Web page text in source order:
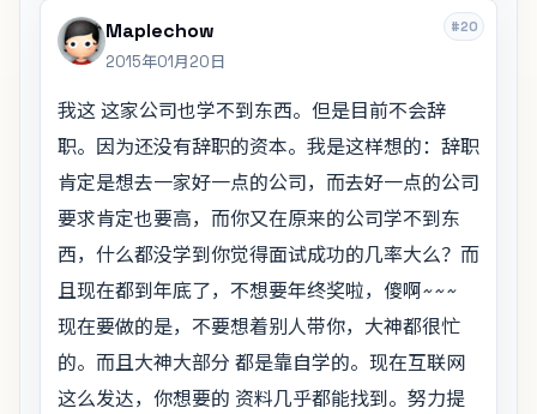
#20
Maplechow
2015年01月20日
我这 这家公司也学不到东西。但是目前不会辞
职。因为还没有辞职的资本。我是这样想的：辞职
肯定是想去一家好一点的公司，而去好一点的公司
要求肯定也要高，而你又在原来的公司学不到东
西，什么都没学到你觉得面试成功的几率大么？而
且现在都到年底了，不想要年终奖啦，傻啊~~~
现在要做的是，不要想着别人带你，大神都很忙
的。而且大神大部分 都是靠自学的。现在互联网
这么发达，你想要的 资料几乎都能找到。努力提